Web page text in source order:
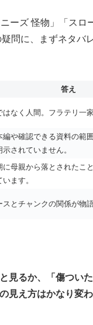
ーズ 怪物」「スロ
問に、まずネタバ
答え
はなく人間。フラテリ一
編や確認できる資料の範
示されていません。
に母親から落とされたこ
ます。
スとチャンクの関係が物
見るか、「傷つい
見え方はかなり変わ